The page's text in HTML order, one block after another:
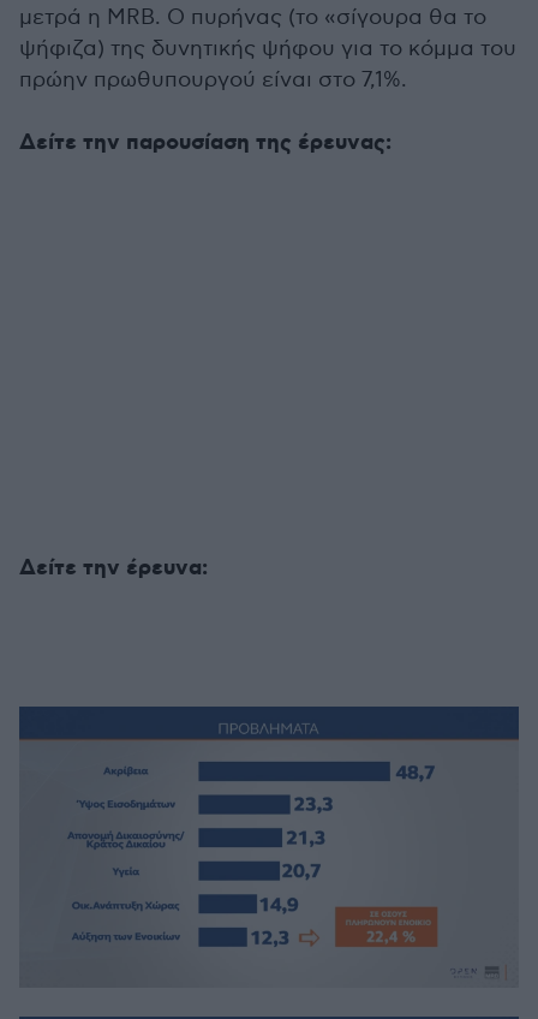
μετρά η MRB. O πυρήνας (το «σίγουρα θα το
ψήφιζα) της δυνητικής ψήφου για το κόμμα του
πρώην πρωθυπουργού είναι στο 7,1%.
Δείτε την παρουσίαση της έρευνας:
Δείτε την έρευνα: